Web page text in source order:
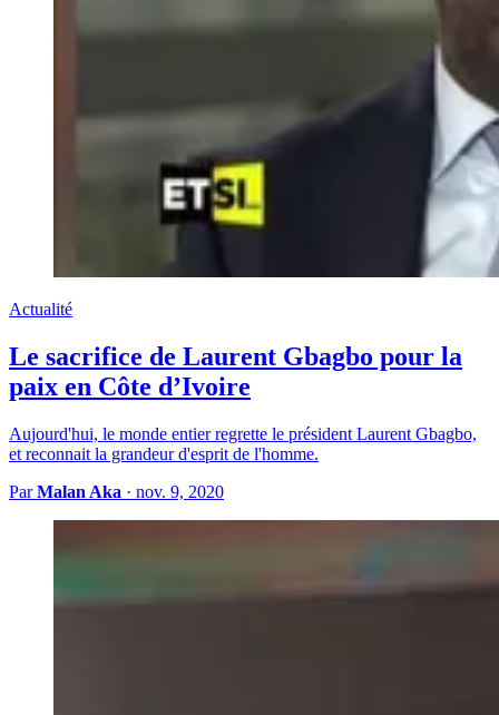
Actualité
Le sacrifice de Laurent Gbagbo pour la
paix en Côte d’Ivoire
Aujourd'hui, le monde entier regrette le président Laurent Gbagbo,
et reconnait la grandeur d'esprit de l'homme.
ParMalan Aka · nov. 9, 2020